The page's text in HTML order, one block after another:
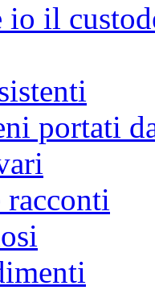
io il
portati
racconti